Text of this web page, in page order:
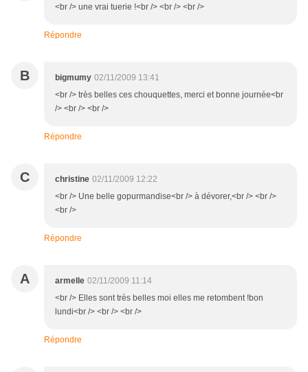
<br /> une vrai tuerie !<br /> <br /> <br />
Répondre
B bigmumy 02/11/2009 13:41
<br /> très belles ces chouquettes, merci et bonne journée<br
/> <br /> <br />
Répondre
C christine 02/11/2009 12:22
<br /> Une belle gopurmandise<br /> à dévorer,<br /> <br />
<br />
Répondre
A armelle 02/11/2009 11:14
<br /> Elles sont très belles moi elles me retombent !bon
lundi<br /> <br /> <br />
Répondre